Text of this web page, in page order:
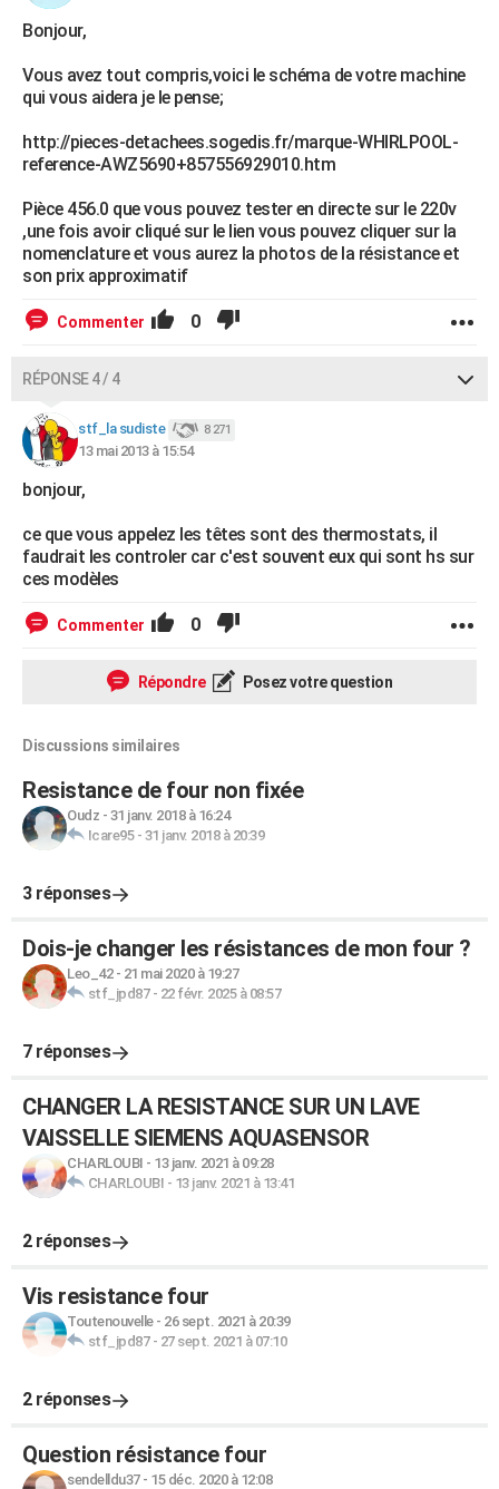
Bonjour,
Vous avez tout compris,voici le schéma de votre machine
qui vous aidera je le pense;
http://pieces-detachees.sogedis.fr/marque-WHIRLPOOL-
reference-AWZ5690+857556929010.htm
Pièce 456.0 que vous pouvez tester en directe sur le 220v
,une fois avoir cliqué sur le lien vous pouvez cliquer sur la
nomenclature et vous aurez la photos de la résistance et
son prix approximatif
Commenter 0
RÉPONSE 4 / 4
stf_la sudiste 8 271
13 mai 2013 à 15:54
bonjour,
ce que vous appelez les têtes sont des thermostats, il
faudrait les controler car c'est souvent eux qui sont hs sur
ces modèles
Commenter 0
Répondre Posez votre question
Discussions similaires
Resistance de four non fixée
Oudz - 31 janv. 2018 à 16:24
Icare95- 31 janv. 2018 à 20:39
3 réponses
Dois-je changer les résistances de mon four ?
Leo_42- 21 mai 2020 à 19:27
stf_jpd87- 22 févr. 2025 à 08:57
7 réponses
CHANGER LA RESISTANCE SUR UN LAVE
VAISSELLE SIEMENS AQUASENSOR
CHARLOUBI - 13 janv. 2021 à 09:28
CHARLOUBI - 13 janv. 2021 à 13:41
2 réponses
Vis resistance four
Toutenouvelle- 26 sept. 2021 à 20:39
stf_jpd87- 27 sept. 2021 à 07:10
2 réponses
Question résistance four
sendelldu37- 15 déc. 2020 à 12:08